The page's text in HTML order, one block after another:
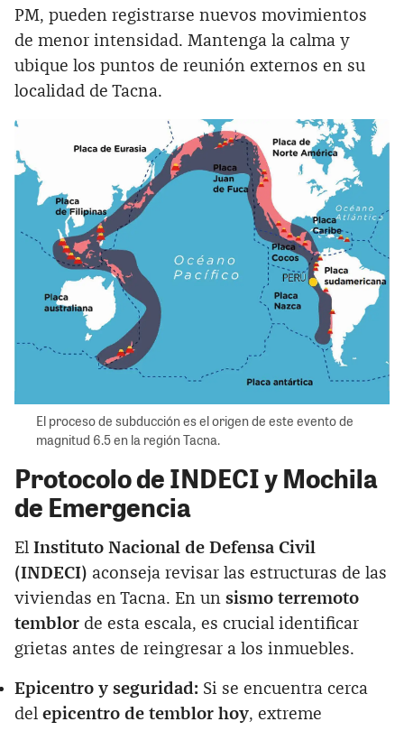
PM, pueden registrarse nuevos movimientos
de menor intensidad. Mantenga la calma y
ubique los puntos de reunión externos en su
localidad de Tacna.
El proceso de subducción es el origen de este evento de
magnitud 6.5 en la región Tacna.
Protocolo de INDECI y Mochila
de Emergencia
El Instituto Nacional de Defensa Civil
(INDECI) aconseja revisar las estructuras de las
viviendas en Tacna. En un sismo terremoto
temblor de esta escala, es crucial identificar
grietas antes de reingresar a los inmuebles.
Epicentro y seguridad: Si se encuentra cerca
del epicentro de temblor hoy, extreme